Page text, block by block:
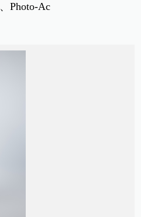
、Photo-Ac